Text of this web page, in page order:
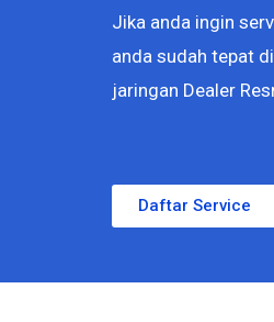
Jika anda ingin
anda sudah tepat
jaringan Dealer
Daftar Service